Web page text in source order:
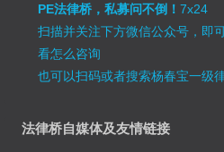
PE法律桥，私募问不倒！7x24
扫描并关注下方微信公众号，即
看怎么咨询
也可以扫码或者搜索杨春宝一级
法律桥自媒体及友情链接